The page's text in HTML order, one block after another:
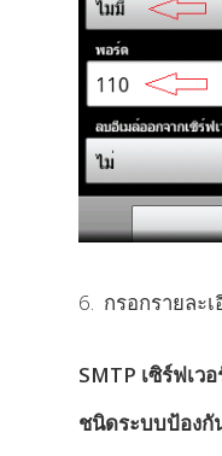
6. กรอกรายละเ
SMTP เซิร์ฟเว
ชนิดระบบป้องกั